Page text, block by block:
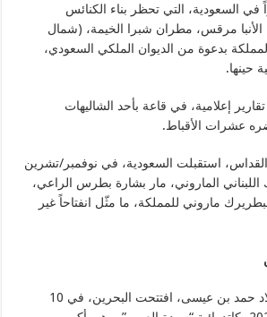
في السعودية، التي تحظر بناء الكنائس
الأنبا مرقس، مطران شبرا الخيمة، (شمال
بدعوة من الديوان الملكي السعودي،
حينها.
إعلامية، في قاعة بأحد الشاليهات
عشرات الأقباط.
استقبلت السعودية، في نوفمبر/تشرين
البطريرك اللبناني الماروني، مار بشارة بطرس الراعي،
ماروني للمملكة، ما مثّل انفتاحاً غير
بحضور ممثل لملك البلاد حمد بن عيسى، افتتحت البحرين، في 10